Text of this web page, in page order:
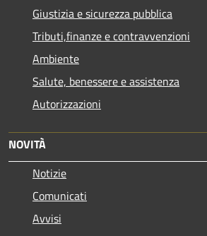
Giustizia e sicurezza pubblica
Tributi,finanze e contravvenzioni
Ambiente
Salute, benessere e assistenza
Autorizzazioni
NOVITÀ
Notizie
Comunicati
Avvisi